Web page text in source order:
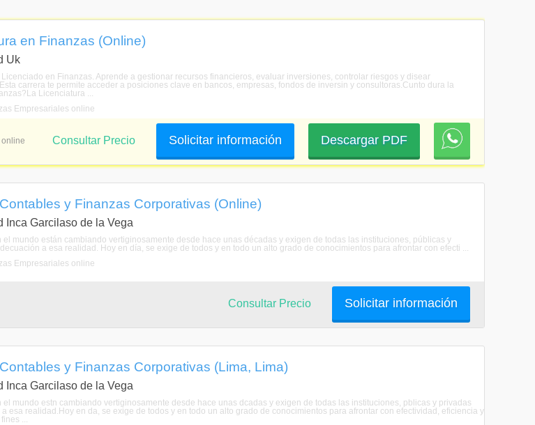
en Finanzas (Online)
Uk
en Finanzas. Aprende a gestionar recursos financieros, evaluar inversiones, controlar riesgos y disear
carrera te permite acceder a posiciones clave en bancos, empresas, fondos de inversin y consultoras.Cunto dura la
Licenciatura ...
Empresariales online
Descargar PDF
Solicitar información
Consultar Precio
y Finanzas Corporativas (Online)
Inca Garcilaso de la Vega
el mundo están cambiando vertiginosamente desde hace unas décadas y exigen de todas las instituciones, públicas y
a esa realidad. Hoy en día, se exige de todos y en todo un alto grado de conocimientos para afrontar con efecti ...
Empresariales online
Solicitar información
Consultar Precio
y Finanzas Corporativas (Lima, Lima)
Inca Garcilaso de la Vega
el mundo estn cambiando vertiginosamente desde hace unas dcadas y exigen de todas las instituciones, pblicas y privadas
esa realidad.Hoy en da, se exige de todos y en todo un alto grado de conocimientos para afrontar con efectividad, eficiencia y
...